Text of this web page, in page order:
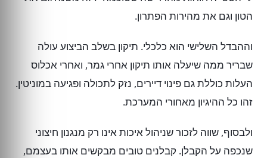
הטון וגם את מהירות הפתרון.
וההבדל השלישי הוא כלכלי. תיקון בשלב הביצוע עולה
שבריר ממה שיעלה אותו תיקון אחרי גמר, ואחרי אכלוס
העלות כוללת גם פינוי דיירים, נזק לתכולה ופגיעה במוניטין.
זהו כל ההיגיון מאחורי המערכת.
ולבסוף, שווה לזכור שניהול איכות אינו רק מנגנון חיצוני
שנכפה על הקבלן. קבלנים טובים מבקשים אותו בעצמם,